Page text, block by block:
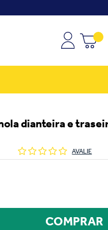
dianteira e
AVALIE